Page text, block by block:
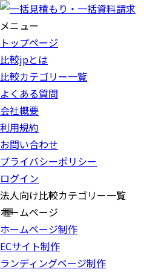
メニュー
トップページ
比較jpとは
比較カテゴリー一覧
よくある質問
会社概要
利用規約
お問い合わせ
プライバシーポリシー
ログイン
法人向け比較カテゴリー一覧
ホームページ
ホームページ制作
ECサイト制作
ランディングページ制作